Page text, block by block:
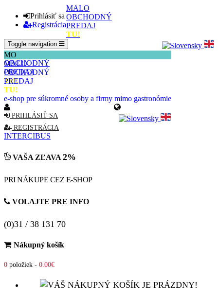
Prihlásiť sa
Registrácia
MALO
OBCHODNÝ
PREDAJ
TU!
Toggle navigation
MALO
OBCHODNÝ
PREDAJ
TU!
MO
MALO
OBCHODNÝ
PREDAJ
TU!
e-shop pre súkromné osoby a firmy mimo gastronómie
PRIHLÁSIŤ SA
REGISTRÁCIA
INTERCIBUS
VAŠA ZĽAVA 2%
PRI NÁKUPE CEZ E-SHOP
VOLAJTE PRE INFO
(0)31 / 38 131 70
Nákupný košík
0 položiek - 0.00€